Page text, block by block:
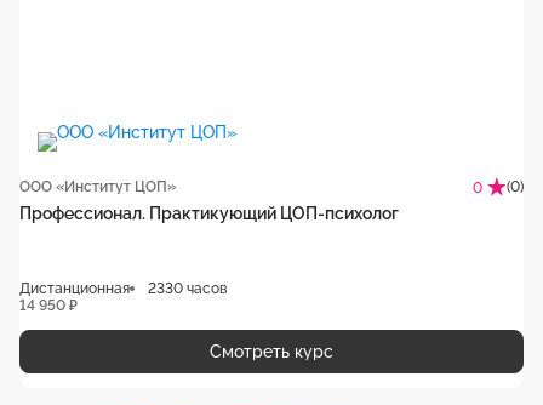
ООО «Институт ЦОП» 0 (0)
Профессионал. Практикующий ЦОП-психолог
Дистанционная
2330 часов
14 950 ₽
Смотреть курс